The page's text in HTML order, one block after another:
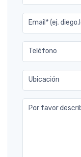
Email* (ej.
Teléfono
Ubicación
Por favor